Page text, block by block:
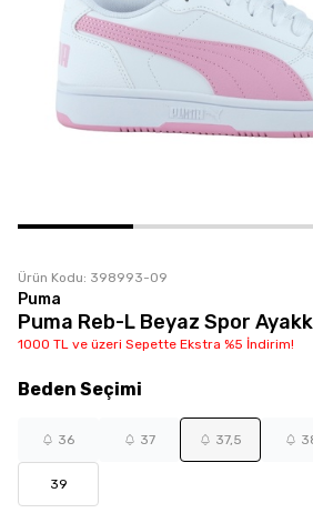
Ürün Kodu: 398993-09
Puma
Puma Reb-L Beyaz Spor
1000 TL ve üzeri Sepette Ekstra %5 İndirim!
Beden Seçimi
36 37 37,5
39